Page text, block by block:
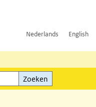
Nederlands English
Zoeken